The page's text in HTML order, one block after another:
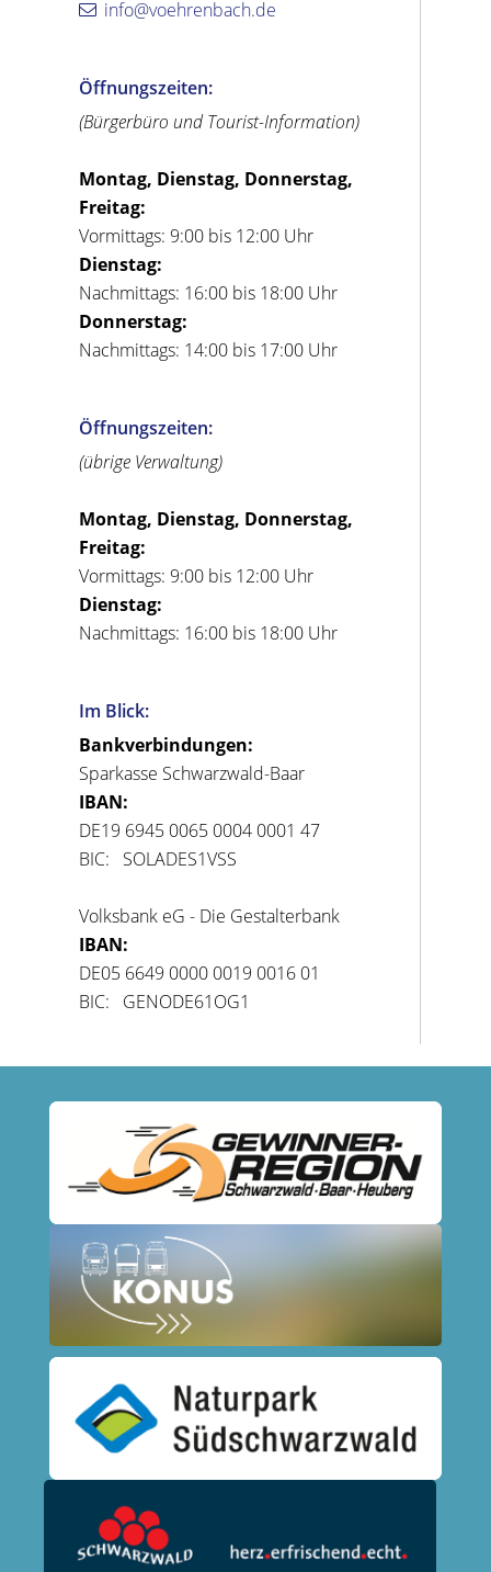
info@voehrenbach.de
Öffnungszeiten:
(Bürgerbüro und Tourist-Information)
Montag, Dienstag, Donnerstag,
Freitag:
Vormittags: 9:00 bis 12:00 Uhr
Dienstag:
Nachmittags: 16:00 bis 18:00 Uhr
Donnerstag:
Nachmittags: 14:00 bis 17:00 Uhr
Öffnungszeiten:
(übrige Verwaltung)
Montag, Dienstag, Donnerstag,
Freitag:
Vormittags: 9:00 bis 12:00 Uhr
Dienstag:
Nachmittags: 16:00 bis 18:00 Uhr
Im Blick:
Bankverbindungen:
Sparkasse Schwarzwald-Baar
IBAN:
DE19 6945 0065 0004 0001 47
BIC: SOLADES1VSS
Volksbank eG - Die Gestalterbank
IBAN:
DE05 6649 0000 0019 0016 01
BIC: GENODE61OG1